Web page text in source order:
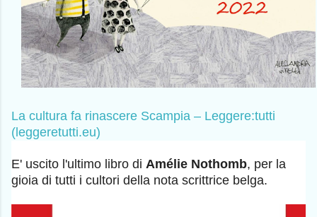
La cultura fa rinascere Scampia – Leggere:tutti
(leggeretutti.eu)
E' uscito l'ultimo libro di Amélie Nothomb, per la
gioia di tutti i cultori della nota scrittrice belga.